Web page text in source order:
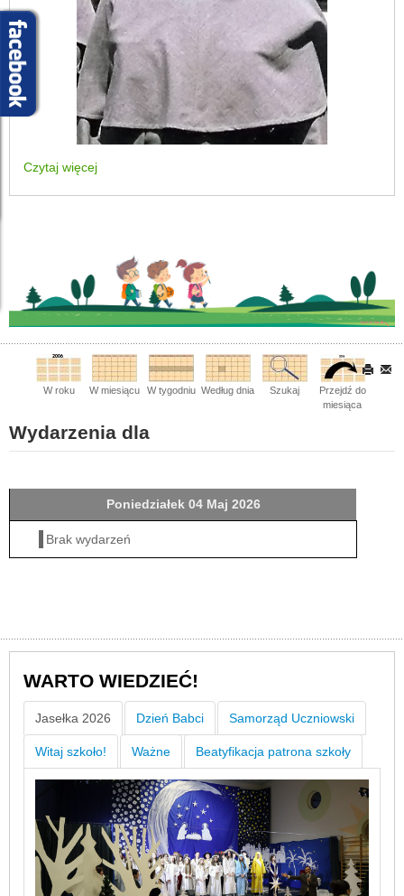
Czytaj więcej
W roku W miesiącu W tygodniu Według dnia Szukaj
Przejdź do
miesiąca
Wydarzenia dla
Poniedziałek 04 Maj 2026
Brak wydarzeń
WARTO WIEDZIEĆ!
Jasełka 2026 Dzień Babci Samorząd Uczniowski
Witaj szkoło! Ważne Beatyfikacja patrona szkoły